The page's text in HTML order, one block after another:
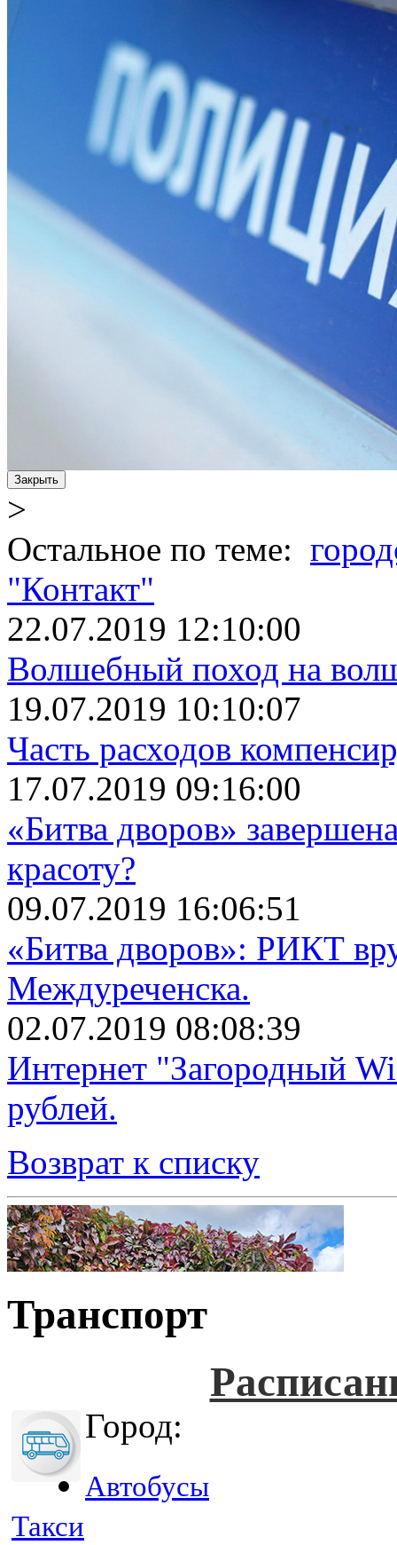
Закрыть
>
Остальное по теме:
"Контакт"
22.07.2019 12:10:00
Волшебный поход на
19.07.2019 10:10:07
Часть расходов
17.07.2019 09:16:00
«Битва дворов»
красоту?
09.07.2019 16:06:51
«Битва дворов»: РИКТ
Междуреченска.
02.07.2019 08:08:39
Интернет "Загородный
рублей.
Возврат к списку
Транспорт
Город:
Автобусы
Такси